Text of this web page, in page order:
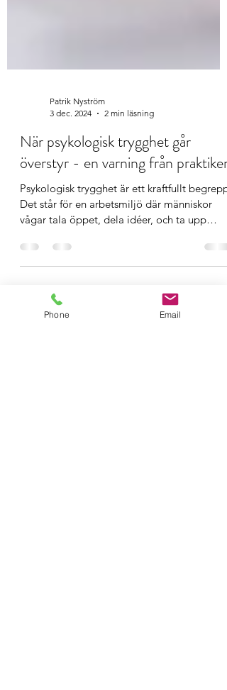
Patrik Nyström
När psykologisk trygghet går
överstyr - en varning från praktiken
Psykologisk trygghet är ett kraftfullt begrepp.
Det står för en arbetsmiljö där människor
svåra...
Phone Email